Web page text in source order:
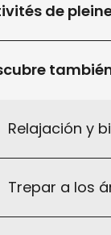
de
Relajación y
Trepar a los